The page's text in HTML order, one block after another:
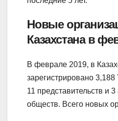
Новые
Казахстана в
В феврале 2019, в
зарегистрировано
11 представительств и
обществ. Всего новых